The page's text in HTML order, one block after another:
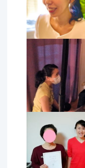
【受講特典】
講師の田端瞳が作
が付いてきます。
① ドーシャバラ
② サットヴァ･ラ
ver.1
③ アーマ チェッ
④ プラギャーアパ
⑤ クイック チェ
【受講資格
を満たして
日時
生徒さんお2人と
おります。
場所
アーユルヴェーダ
区薬院4-18-33-702
お持ちいただくも
●滑り止めが付い
●ボディ実習では
枚が必要です。
●フェイシャル実